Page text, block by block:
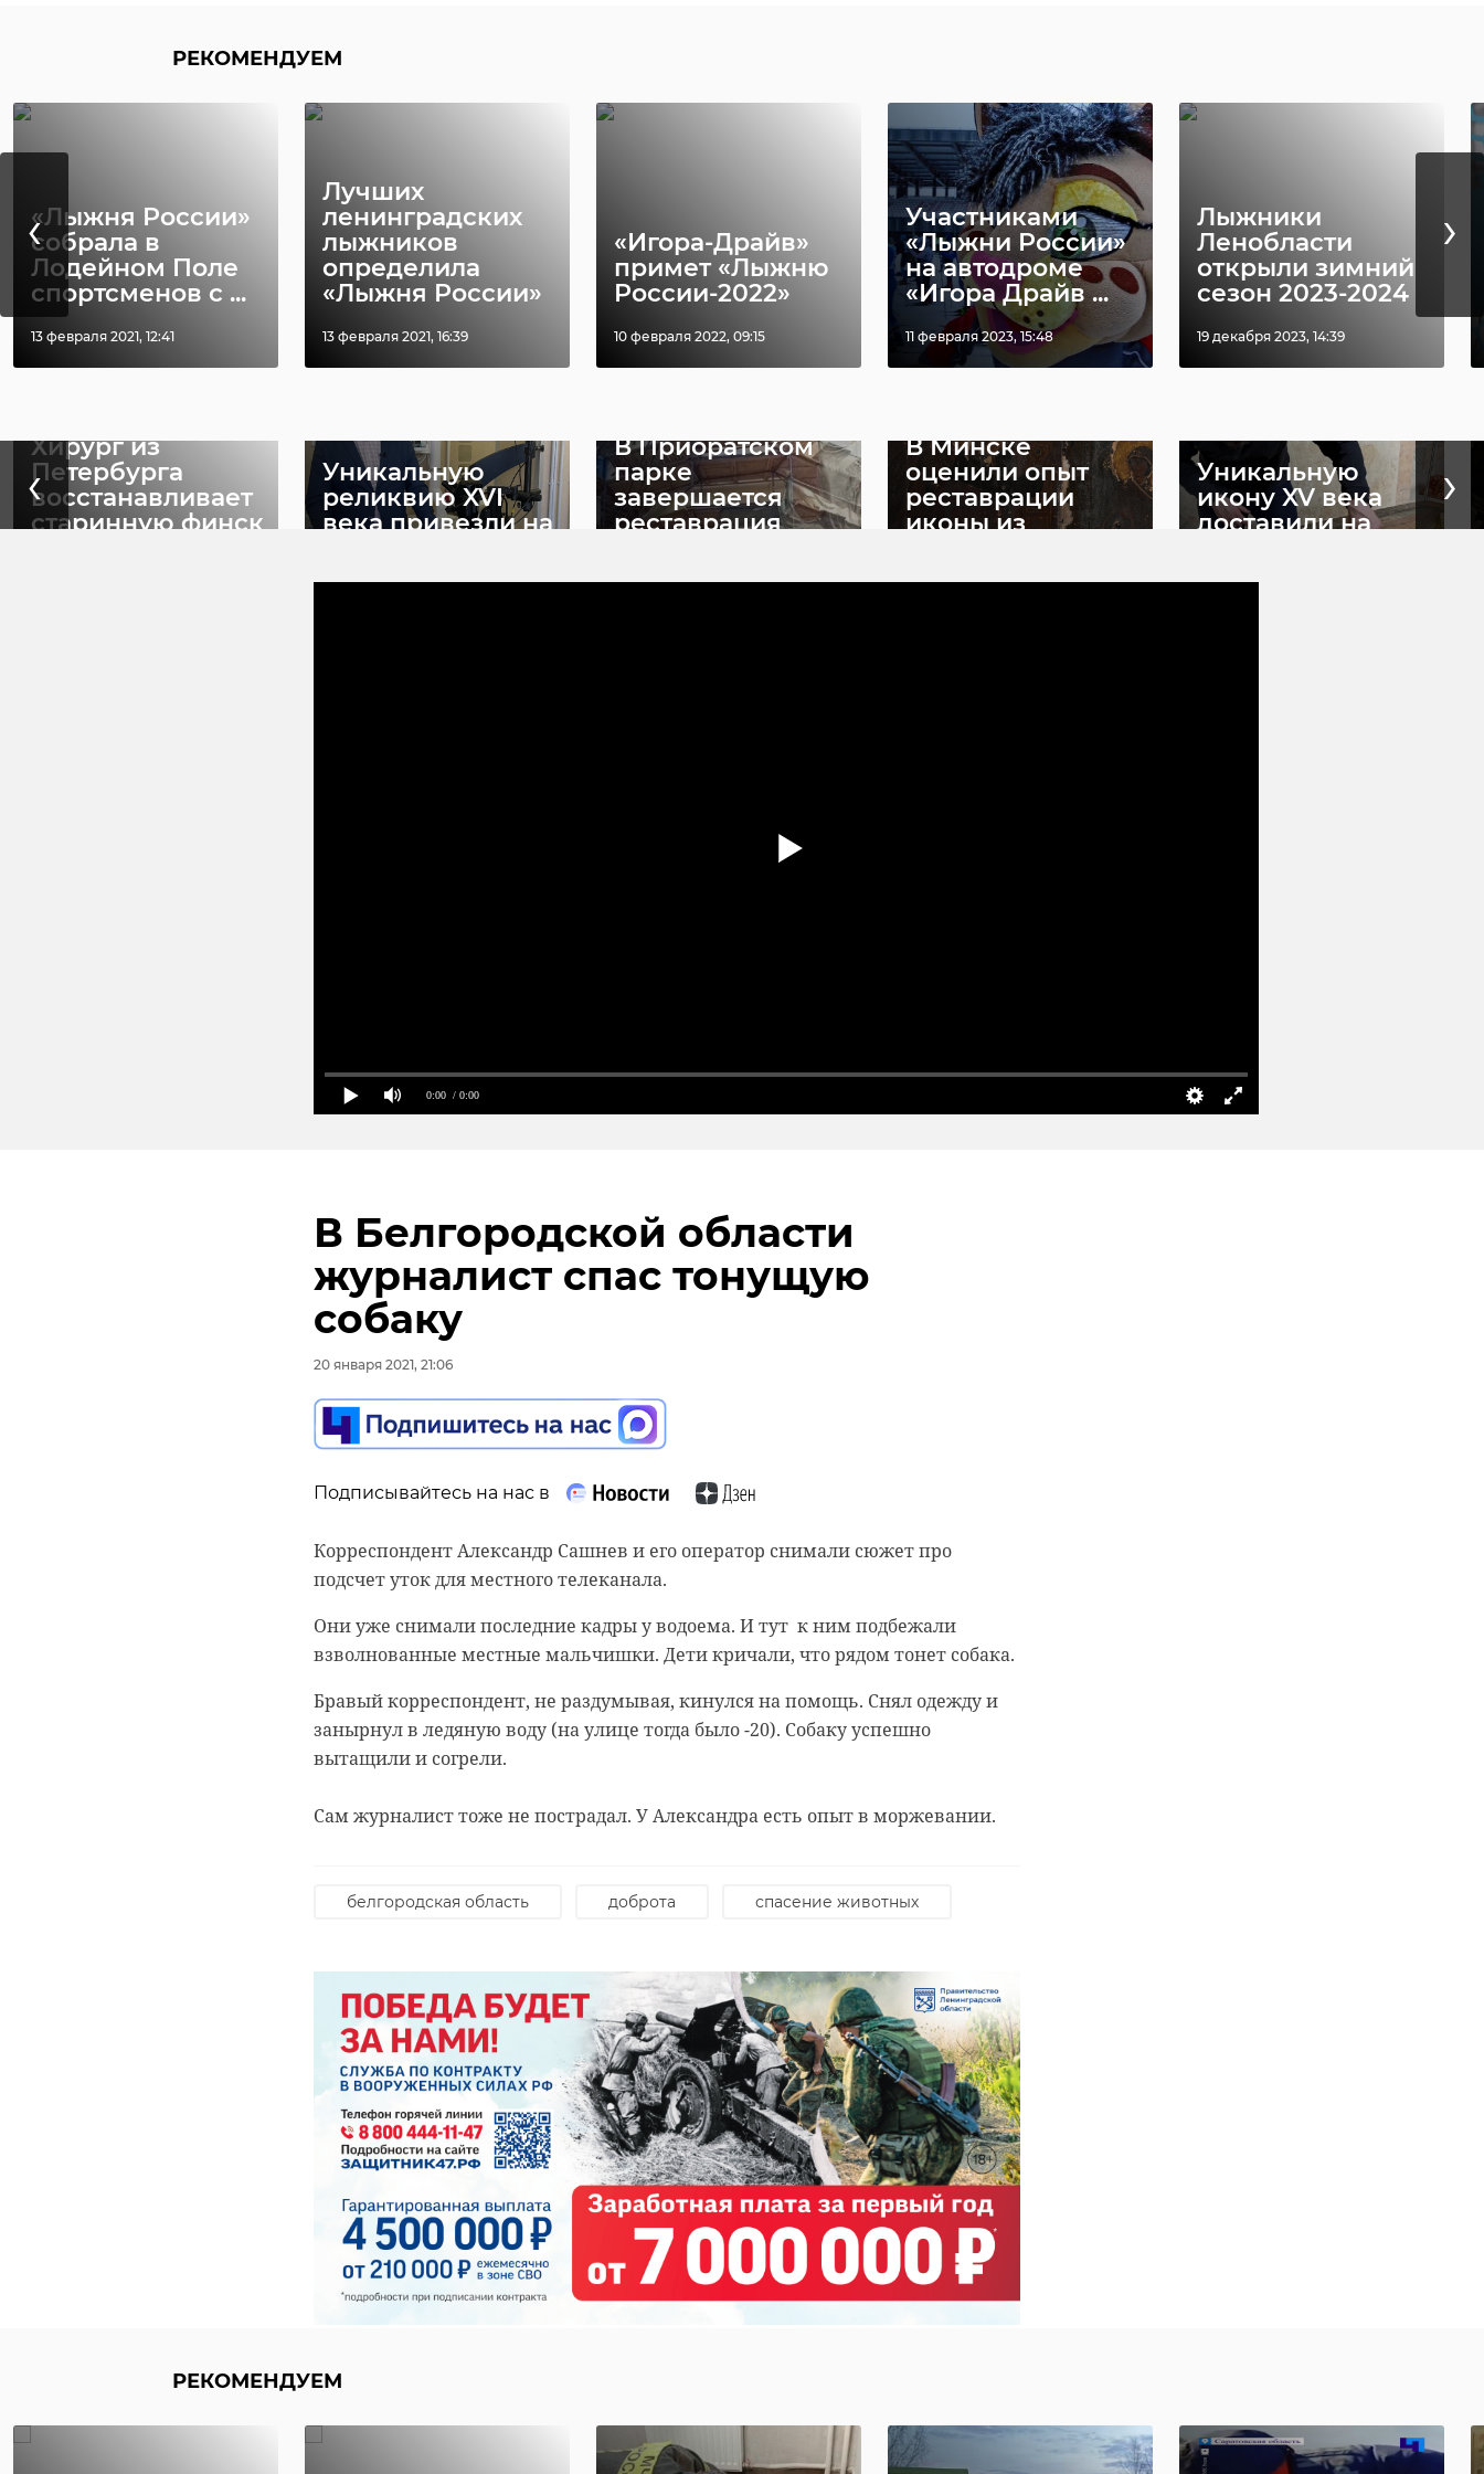
РЕКОМЕНДУЕМ
«Лыжня России»
собрала в
Лодейном Поле
спортсменов с ...
13 февраля 2021, 12:41
Лучших
ленинградских
лыжников
определила
«Лыжня России»
13 февраля 2021, 16:39
«Игора-Драйв»
примет «Лыжню
России-2022»
10 февраля 2022, 09:15
Участниками
«Лыжни России»
на автодроме
«Игора Драйв ...
11 февраля 2023, 15:48
Лыжники
Ленобласти
открыли зимний
сезон 2023-2024
19 декабря 2023, 14:39
‹ ›
0:00 / 0:00
В Белгородской области
журналист спас тонущую
собаку
20 января 2021, 21:06
Подписывайтесь на нас в
Корреспондент Александр Сашнев и его оператор снимали сюжет про
подсчет уток для местного телеканала.
Они уже снимали последние кадры у водоема. И тут к ним подбежали
взволнованные местные мальчишки. Дети кричали, что рядом тонет собака.
Бравый корреспондент, не раздумывая, кинулся на помощь. Снял одежду и
занырнул в ледяную воду (на улице тогда было -20). Собаку успешно
вытащили и согрели.
Сам журналист тоже не пострадал. У Александра есть опыт в моржевании.
белгородская область доброта спасение животных
РЕКОМЕНДУЕМ
Хирург из
Петербурга
восстанавливает
старинную финск
Уникальную
реликвию XVI
века привезли на
В Приоратском
парке
завершается
реставрация
В Минске
оценили опыт
реставрации
иконы из
Уникальную
икону XV века
доставили на
‹ ›